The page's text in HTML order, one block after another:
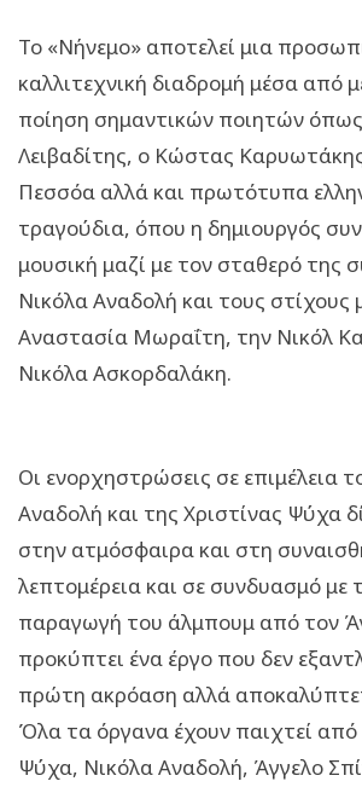
Το «Νήνεμο» αποτελεί μια
καλλιτεχνική διαδρομή μέσα από
ποίηση σημαντικών ποιητών
Λειβαδίτης, ο Κώστας
Πεσσόα αλλά και πρωτότυπα
τραγούδια, όπου η δημιουργός
μουσική μαζί με τον σταθερό της
Νικόλα Αναδολή και τους στίχους
Αναστασία Μωραΐτη, την Νικόλ
Νικόλα Ασκορδαλάκη.
Οι ενορχηστρώσεις σε επιμέλεια
Αναδολή και της Χριστίνας Ψύχα
στην ατμόσφαιρα και στη
λεπτομέρεια και σε συνδυασμό με
παραγωγή του άλμπουμ από τον
προκύπτει ένα έργο που δεν
πρώτη ακρόαση αλλά
Όλα τα όργανα έχουν παιχτεί από
Ψύχα, Νικόλα Αναδολή, Άγγελο